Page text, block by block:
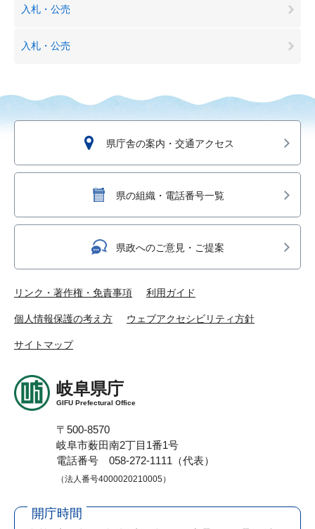
入札・公売
入札・公売
県庁舎の案内・交通アクセス
県の組織・電話番号一覧
県政へのご意見・ご提案
リンク・著作権・免責事項 利用ガイド
個人情報保護の考え方 ウェブアクセシビリティ方針
サイトマップ
岐阜県庁
GIFU Prefectural Office
〒500-8570
岐阜市薮田南2丁目1番1号
電話番号 058-272-1111（代表）
（法人番号4000020210005）
開庁時間